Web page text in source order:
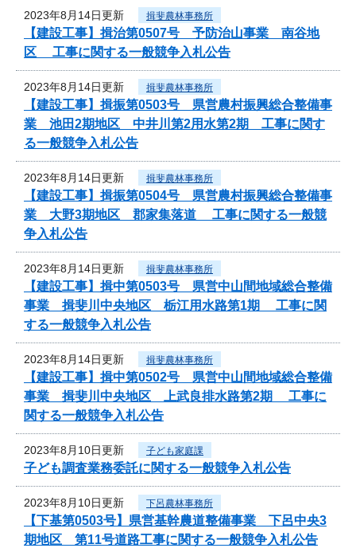
2023年8月14日更新 揖斐農林事務所
【建設工事】揖治第0507号 予防治山事業 南谷地
区 工事に関する一般競争入札公告
2023年8月14日更新 揖斐農林事務所
【建設工事】揖振第0503号 県営農村振興総合整備事
業 池田2期地区 中井川第2用水第2期 工事に関す
る一般競争入札公告
2023年8月14日更新 揖斐農林事務所
【建設工事】揖振第0504号 県営農村振興総合整備事
業 大野3期地区 郡家集落道 工事に関する一般競
争入札公告
2023年8月14日更新 揖斐農林事務所
【建設工事】揖中第0503号 県営中山間地域総合整備
事業 揖斐川中央地区 栃江用水路第1期 工事に関
する一般競争入札公告
2023年8月14日更新 揖斐農林事務所
【建設工事】揖中第0502号 県営中山間地域総合整備
事業 揖斐川中央地区 上武良排水路第2期 工事に
関する一般競争入札公告
2023年8月10日更新 子ども家庭課
子ども調査業務委託に関する一般競争入札公告
2023年8月10日更新 下呂農林事務所
【下基第0503号】県営基幹農道整備事業 下呂中央3
期地区 第11号道路工事に関する一般競争入札公告